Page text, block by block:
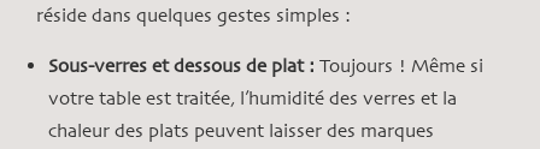
réside dans quelques gestes simples :
Sous-verres et dessous de plat : Toujours ! Même si
votre table est traitée, l’humidité des verres et la
chaleur des plats peuvent laisser des marques